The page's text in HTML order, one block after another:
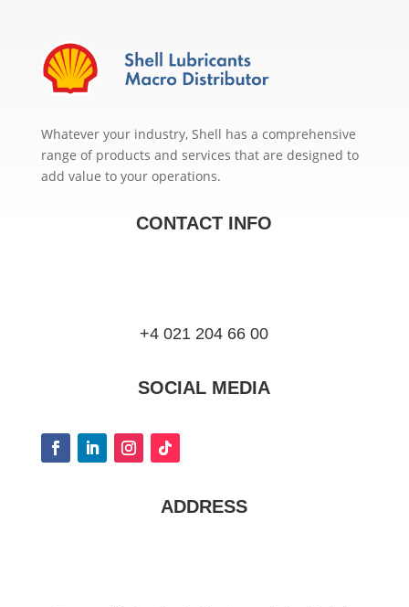
Whatever your industry, Shell has a comprehensive
range of products and services that are designed to
add value to your operations.
CONTACT INFO
+4 021 204 66 00
SOCIAL MEDIA
ADDRESS